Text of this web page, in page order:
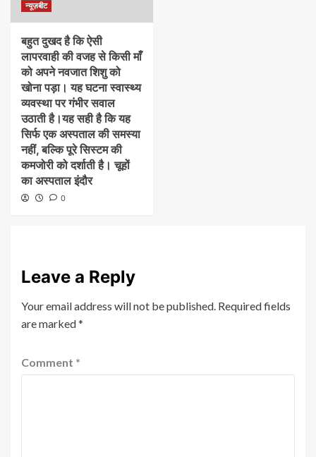
न्यूज़बीट
बहुत दुखद है कि ऐसी
लापरवाही की वजह से किसी माँ
को अपने नवजात शिशु को
खोना पड़ा। यह घटना स्वास्थ्य
व्यवस्था पर गंभीर सवाल
उठाती है।​यह सही है कि यह
सिर्फ एक अस्पताल की समस्या
नहीं, बल्कि पूरे सिस्टम की
कमजोरी को दर्शाती है। चूहों
का अस्पताल इंदौर
0
Leave a Reply
Your email address will not be published. Required fields
are marked*
Comment *